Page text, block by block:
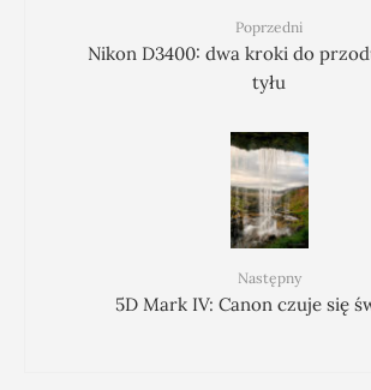
Poprzedni
Nikon D3400: dwa kroki do
tyłu
Następny
5D Mark IV: Canon czuje się